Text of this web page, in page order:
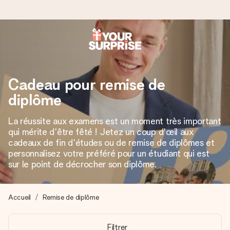
Commandé ce jour, expédié sous 24h
Nous préparons votre cadeau avec attention et l’envoyons
en un éclair – pour que vous puissiez l’offrir au bon moment,
quand cela compte le plus.
4,8 (sur la base de +15 000 avis)
Nos cadeaux sont appréciés. Les clients nous attribuent
une note de 4,8 sur Google Reviews (total de tous les
pays où nous sommes présents).
Carte de vœux gratuite
Cadeau pour remise de
diplôme
La réussite aux examens est un moment très important
qui mérite d'être fêté ! Jetez un coup d'œil aux
cadeaux de fin d'études ou de remise de diplômes et
personnalisez votre préféré pour un étudiant qui est
sur le point de décrocher son diplôme.
Accueil Remise de diplôme
Filtrer